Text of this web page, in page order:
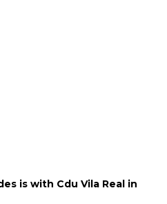
is with Cdu Vila Real in